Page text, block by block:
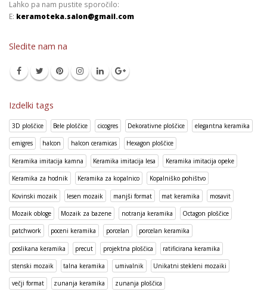
Lahko pa nam pustite sporočilo:
E: keramoteka.salon@gmail.com
Sledite nam na
Izdelki tags
3D ploščice Bele ploščice cicogres Dekorativne ploščice elegantna keramika
emigres halcon halcon ceramicas Hexagon ploščice
Keramika imitacija kamna Keramika imitacija lesa Keramika imitacija opeke
Keramika za hodnik Keramika za kopalnico Kopalniško pohištvo
Kovinski mozaik lesen mozaik manjši format mat keramika mosavit
Mozaik obloge Mozaik za bazene notranja keramika Octagon ploščice
patchwork poceni keramika porcelan porcelan keramika
poslikana keramika precut projektna ploščica ratificirana keramika
stenski mozaik talna keramika umivalnik Unikatni stekleni mozaiki
večji format zunanja keramika zunanja ploščica